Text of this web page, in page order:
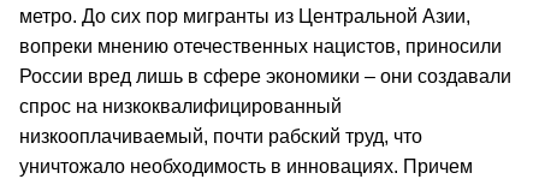
метро. До сих пор мигранты из Центральной Азии,
вопреки мнению отечественных нацистов, приносили
России вред лишь в сфере экономики – они создавали
спрос на низкоквалифицированный
низкооплачиваемый, почти рабский труд, что
уничтожало необходимость в инновациях. Причем